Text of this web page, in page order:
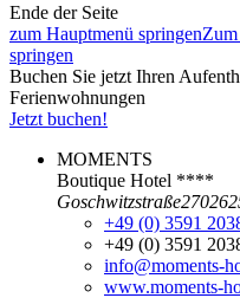
Ende der Seite
zum Hauptmenü springen
springen
Buchen Sie jetzt Ihren
Ferienwohnungen
Jetzt buchen!
MOMENTS
Boutique Hotel ****
Goschwitzstraße27
+49 (0) 3591
+49 (0) 3591
info@moments-
www.moments-